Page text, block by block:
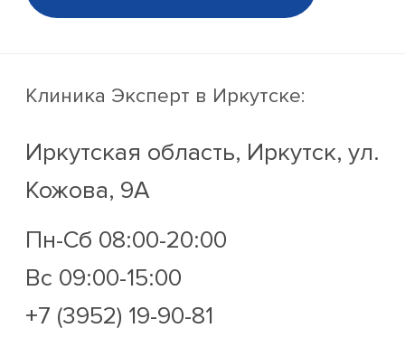
Клиника Эксперт в Иркутске:
Иркутская область, Иркутск, ул.
Кожова, 9А
Пн-Сб 08:00-20:00
Вс 09:00-15:00
+7 (3952) 19-90-81